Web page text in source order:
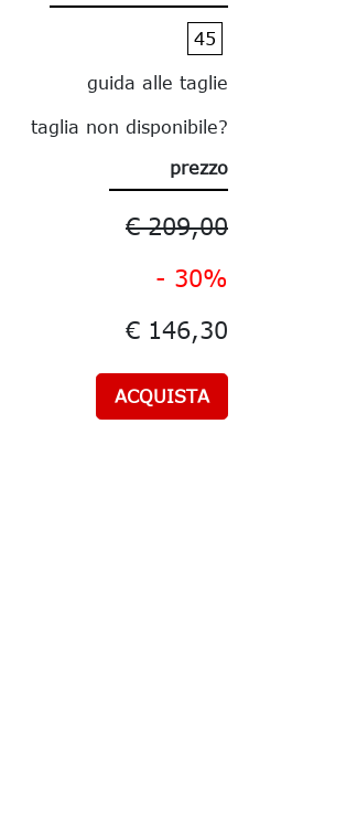
45
guida alle taglie
taglia non disponibile?
prezzo
€ 209,00
- 30%
€ 146,30
ACQUISTA